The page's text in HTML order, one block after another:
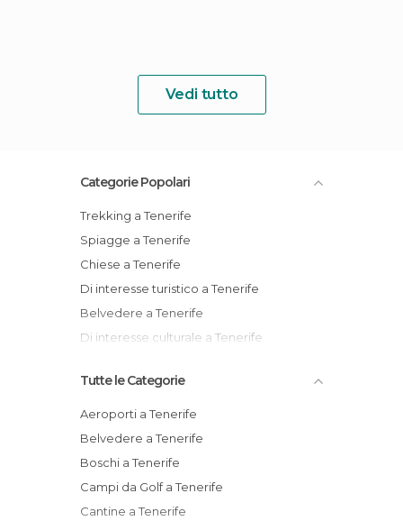
Vedi tutto
Categorie Popolari
Trekking a Tenerife
Spiagge a Tenerife
Chiese a Tenerife
Di interesse turistico a Tenerife
Belvedere a Tenerife
Di interesse culturale a Tenerife
Tutte le Categorie
Aeroporti a Tenerife
Belvedere a Tenerife
Boschi a Tenerife
Campi da Golf a Tenerife
Cantine a Tenerife